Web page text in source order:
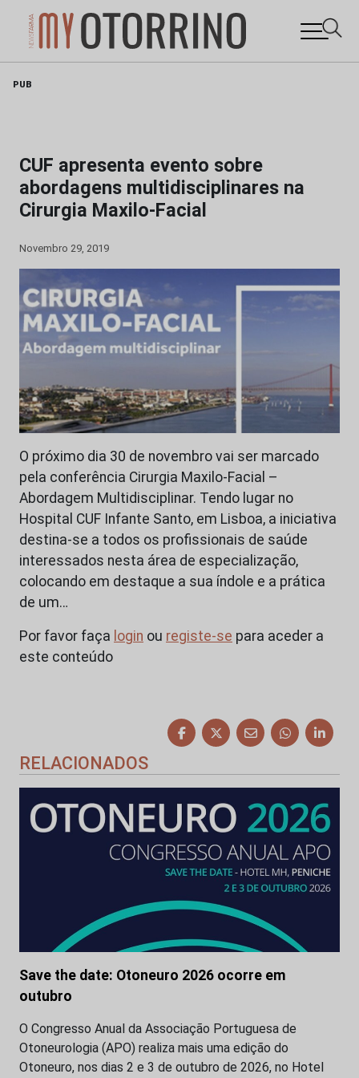
PUB
CUF apresenta evento sobre
abordagens multidisciplinares na
Cirurgia Maxilo-Facial
Novembro 29, 2019
O próximo dia 30 de novembro vai ser marcado
pela conferência Cirurgia Maxilo-Facial –
Abordagem Multidisciplinar. Tendo lugar no
Hospital CUF Infante Santo, em Lisboa, a iniciativa
destina-se a todos os profissionais de saúde
interessados nesta área de especialização,
colocando em destaque a sua índole e a prática
de um…
Por favor faça login ou registe-se para aceder a
este conteúdo
RELACIONADOS
Save the date: Otoneuro 2026 ocorre em
outubro
O Congresso Anual da Associação Portuguesa de
Otoneurologia (APO) realiza mais uma edição do
Otoneuro, nos dias 2 e 3 de outubro de 2026, no Hotel